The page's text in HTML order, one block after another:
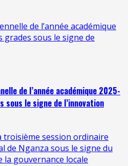
de l’année académique
grades sous le signe de
de l’année académique 2025-
le signe de l’innovation
troisième session ordinaire
de Nganza sous le signe du
la gouvernance locale